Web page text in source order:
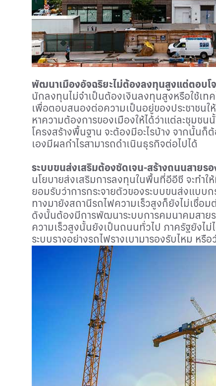
พัฒนาเมืองอัจฉริยะไม่ต้องลงทุนสูงแต่ตอบ
นักลงทุนไม่จำเป็นต้องเงินลงทุนสูงหรือใช้เ
เพื่อตอบสนองต่อความเป็นอยู่ของประชาชน
หาความต้องการของเมืองให้ได้ว่าแต่ละชุมช
โครงสร้างพื้นฐาน จะต้องมีอะไรบ้าง จากนั้น
เองมีผลกำไรสามารถดำเนินธุรกิจต่อไปได้
ระบบขนส่งเสริมต้องชัดเจน-สร้างถนนสายรอ
นโยบายส่งเสริมการลงทุนในพื้นที่อีอีซี จะทำใ
ยอมรับว่าการกระจายตัวของระบบขนส่งแบบ
ทางมายังสถานีรถไฟความเร็วสูงก็ยังไม่เชื่อ
ดังนั้นต้องมีการพัฒนาระบบการคมนาคมสาย
ความเร็วสูงนั้นยังเป็นถนนทั่วไป ภาครัฐยังไ
ระบบรางอย่างรถไฟรางเบามารองรับไหม ห